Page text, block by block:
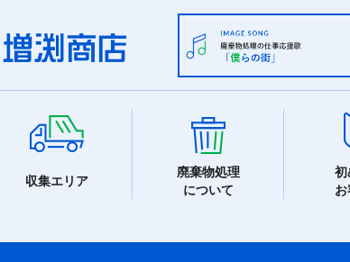
収集エリア
廃棄物処理
について
初